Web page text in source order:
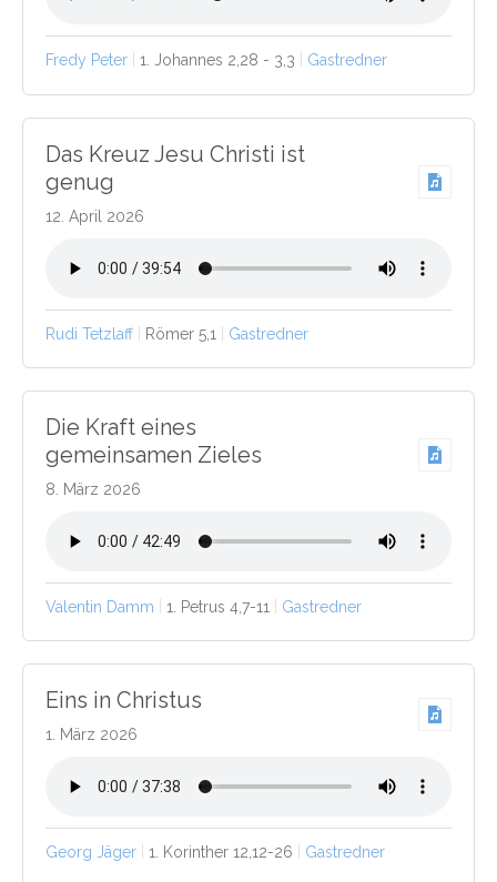
Fredy Peter 1. Johannes 2,28 - 3,3 Gastredner
Das Kreuz Jesu Christi ist
genug
12. April 2026
Rudi Tetzlaff Römer 5,1 Gastredner
Die Kraft eines
gemeinsamen Zieles
8. März 2026
Valentin Damm 1. Petrus 4,7-11 Gastredner
Eins in Christus
1. März 2026
Georg Jäger 1. Korinther 12,12-26 Gastredner